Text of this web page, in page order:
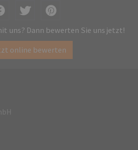
uns? Dann bewerten Sie uns jetzt!
online bewerten